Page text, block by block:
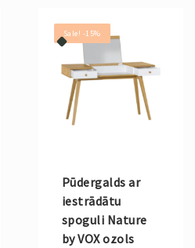
Sale! -15%
Pūdergalds ar
iestrādātu
spoguli Nature
by VOX ozols